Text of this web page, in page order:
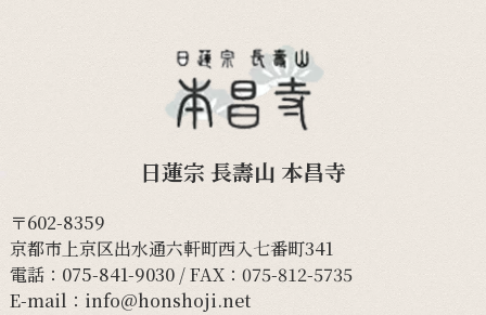
日蓮宗 長壽山 本昌寺
〒602-8359
京都市上京区出水通六軒町西入七番町341
電話： 075-841-9030/ FAX：075-812-5735
E-mail： info@honshoji.net